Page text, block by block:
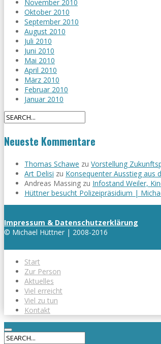
November 2010
Oktober 2010
September 2010
August 2010
Juli 2010
Juni 2010
Mai 2010
April 2010
März 2010
Februar 2010
Januar 2010
Neueste Kommentare
Thomas Schawe zu Vorstellung
Art Delisi zu Konsequenter Ausstieg aus
Andreas Massing zu Infostand Weiler,
Hüttner besucht Polizeipräsidium |
Impressum & Datenschutzerklärung
© Michael Hüttner | 2008-2016
Start
Zur Person
Aktuelles
Viel erreicht
Viel zu tun
Kontakt